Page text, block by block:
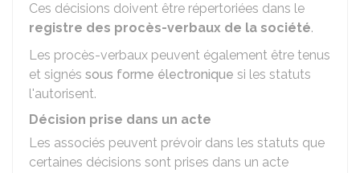
Ces décisions doivent être répertoriées dans le
registre des procès-verbaux de la société.
Les procès-verbaux peuvent également être tenus
et signés sous forme électronique si les statuts
l'autorisent.
Décision prise dans un acte
Les associés peuvent prévoir dans les statuts que
certaines décisions sont prises dans un acte